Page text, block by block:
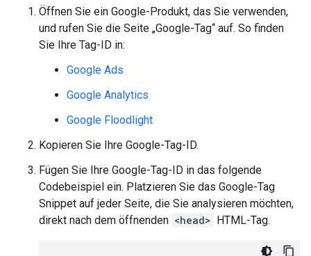
Öffnen Sie ein Google-Produkt, das Sie verwenden,
und rufen Sie die Seite „Google-Tag“ auf. So finden
Sie Ihre Tag-ID in:
Google Ads
Google Analytics
Google Floodlight
Kopieren Sie Ihre Google-Tag-ID.
Fügen Sie Ihre Google-Tag-ID in das folgende
Codebeispiel ein. Platzieren Sie das Google-Tag
Snippet auf jeder Seite, die Sie analysieren möchten,
direkt nach dem öffnenden <head> HTML-Tag.